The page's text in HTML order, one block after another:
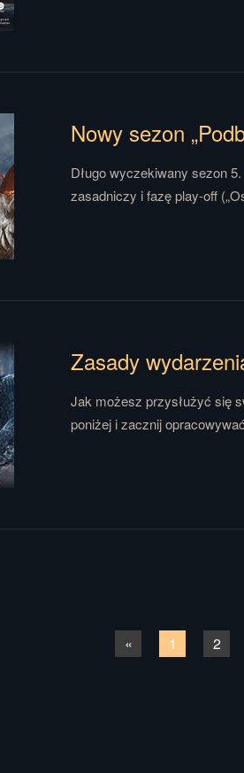
​Długo wyczekiwany sezon
zasadniczy i fazę play-off
Zasady
Jak możesz przysłużyć się
poniżej i zacznij
« 1 2